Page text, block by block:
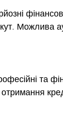
Можлива
та
отримання